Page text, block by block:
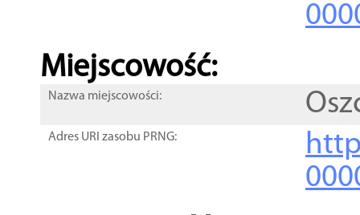
Miejscowość:
Nazwa miejscowości:
Adres URI zasobu PRNG: